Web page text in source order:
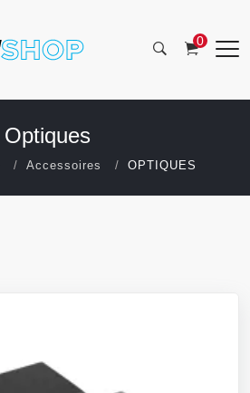
0
Optiques
Accessoires OPTIQUES